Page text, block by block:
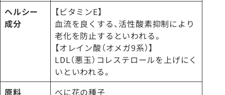
ヘルシー
成分
【ビタミンE】
血流を良くする、活性酸素抑制により
老化を防止するといわれる。
【オレイン酸（オメガ9系）】
LDL（悪玉）コレステロールを上げにく
いといわれる。
原料
べに花の種子